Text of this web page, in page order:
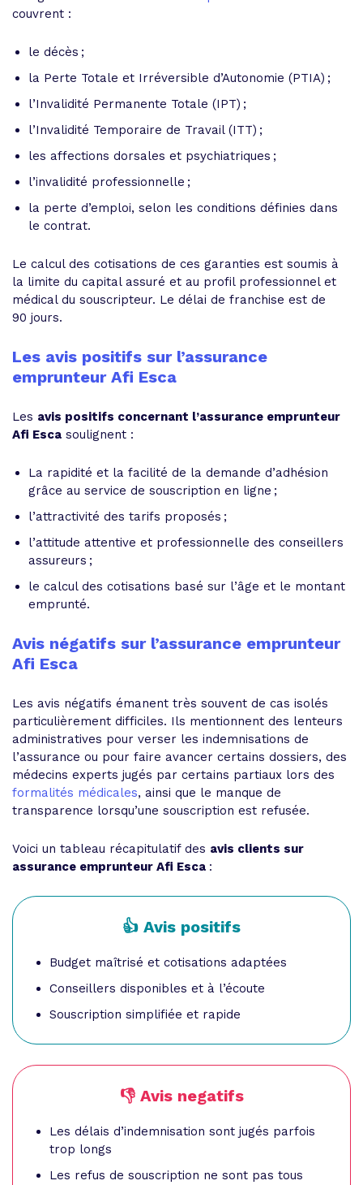
couvrent :
le décès ;
la Perte Totale et Irréversible d’Autonomie (PTIA) ;
l’Invalidité Permanente Totale (IPT) ;
l’Invalidité Temporaire de Travail (ITT) ;
les affections dorsales et psychiatriques ;
l’invalidité professionnelle ;
la perte d’emploi, selon les conditions définies dans
le contrat.
Le calcul des cotisations de ces garanties est soumis à
la limite du capital assuré et au profil professionnel et
médical du souscripteur. Le délai de franchise est de
90 jours.
Les avis positifs sur l’assurance
emprunteur Afi Esca
Les avis positifs concernant l’assurance emprunteur
Afi Esca soulignent :
La rapidité et la facilité de la demande d’adhésion
grâce au service de souscription en ligne ;
l’attractivité des tarifs proposés ;
l’attitude attentive et professionnelle des conseillers
assureurs ;
le calcul des cotisations basé sur l’âge et le montant
emprunté.
Avis négatifs sur l’assurance emprunteur
Afi Esca
Les avis négatifs émanent très souvent de cas isolés
particulièrement difficiles. Ils mentionnent des lenteurs
administratives pour verser les indemnisations de
l’assurance ou pour faire avancer certains dossiers, des
médecins experts jugés par certains partiaux lors des
formalités médicales, ainsi que le manque de
transparence lorsqu’une souscription est refusée.
Voici un tableau récapitulatif des avis clients sur
assurance emprunteur Afi Esca :
👍 Avis positifs
Budget maîtrisé et cotisations adaptées
Conseillers disponibles et à l’écoute
Souscription simplifiée et rapide
👎 Avis negatifs
Les délais d’indemnisation sont jugés parfois
trop longs
Les refus de souscription ne sont pas tous